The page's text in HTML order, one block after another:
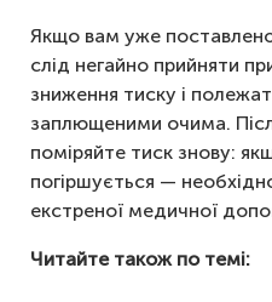
Якщо вам уже поставлено
слід негайно прийняти
зниження тиску і
заплющеними очима.
поміряйте тиск знову:
погіршується —
екстреної медичної
Читайте також по темі: